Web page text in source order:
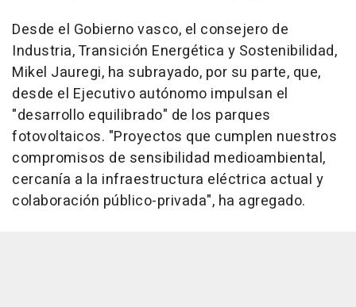
Desde el Gobierno vasco, el consejero de
Industria, Transición Energética y Sostenibilidad,
Mikel Jauregi, ha subrayado, por su parte, que,
desde el Ejecutivo autónomo impulsan el
"desarrollo equilibrado" de los parques
fotovoltaicos. "Proyectos que cumplen nuestros
compromisos de sensibilidad medioambiental,
cercanía a la infraestructura eléctrica actual y
colaboración público-privada", ha agregado.